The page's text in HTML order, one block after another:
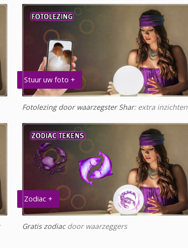
Stuur uw foto +
Fotolezing door waarzegster Shar: extra inzichten
Zodiac +
Gratis zodiacdoor waarzeggers